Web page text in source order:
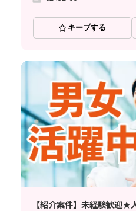
キープする
【紹介案件】未経験歓迎